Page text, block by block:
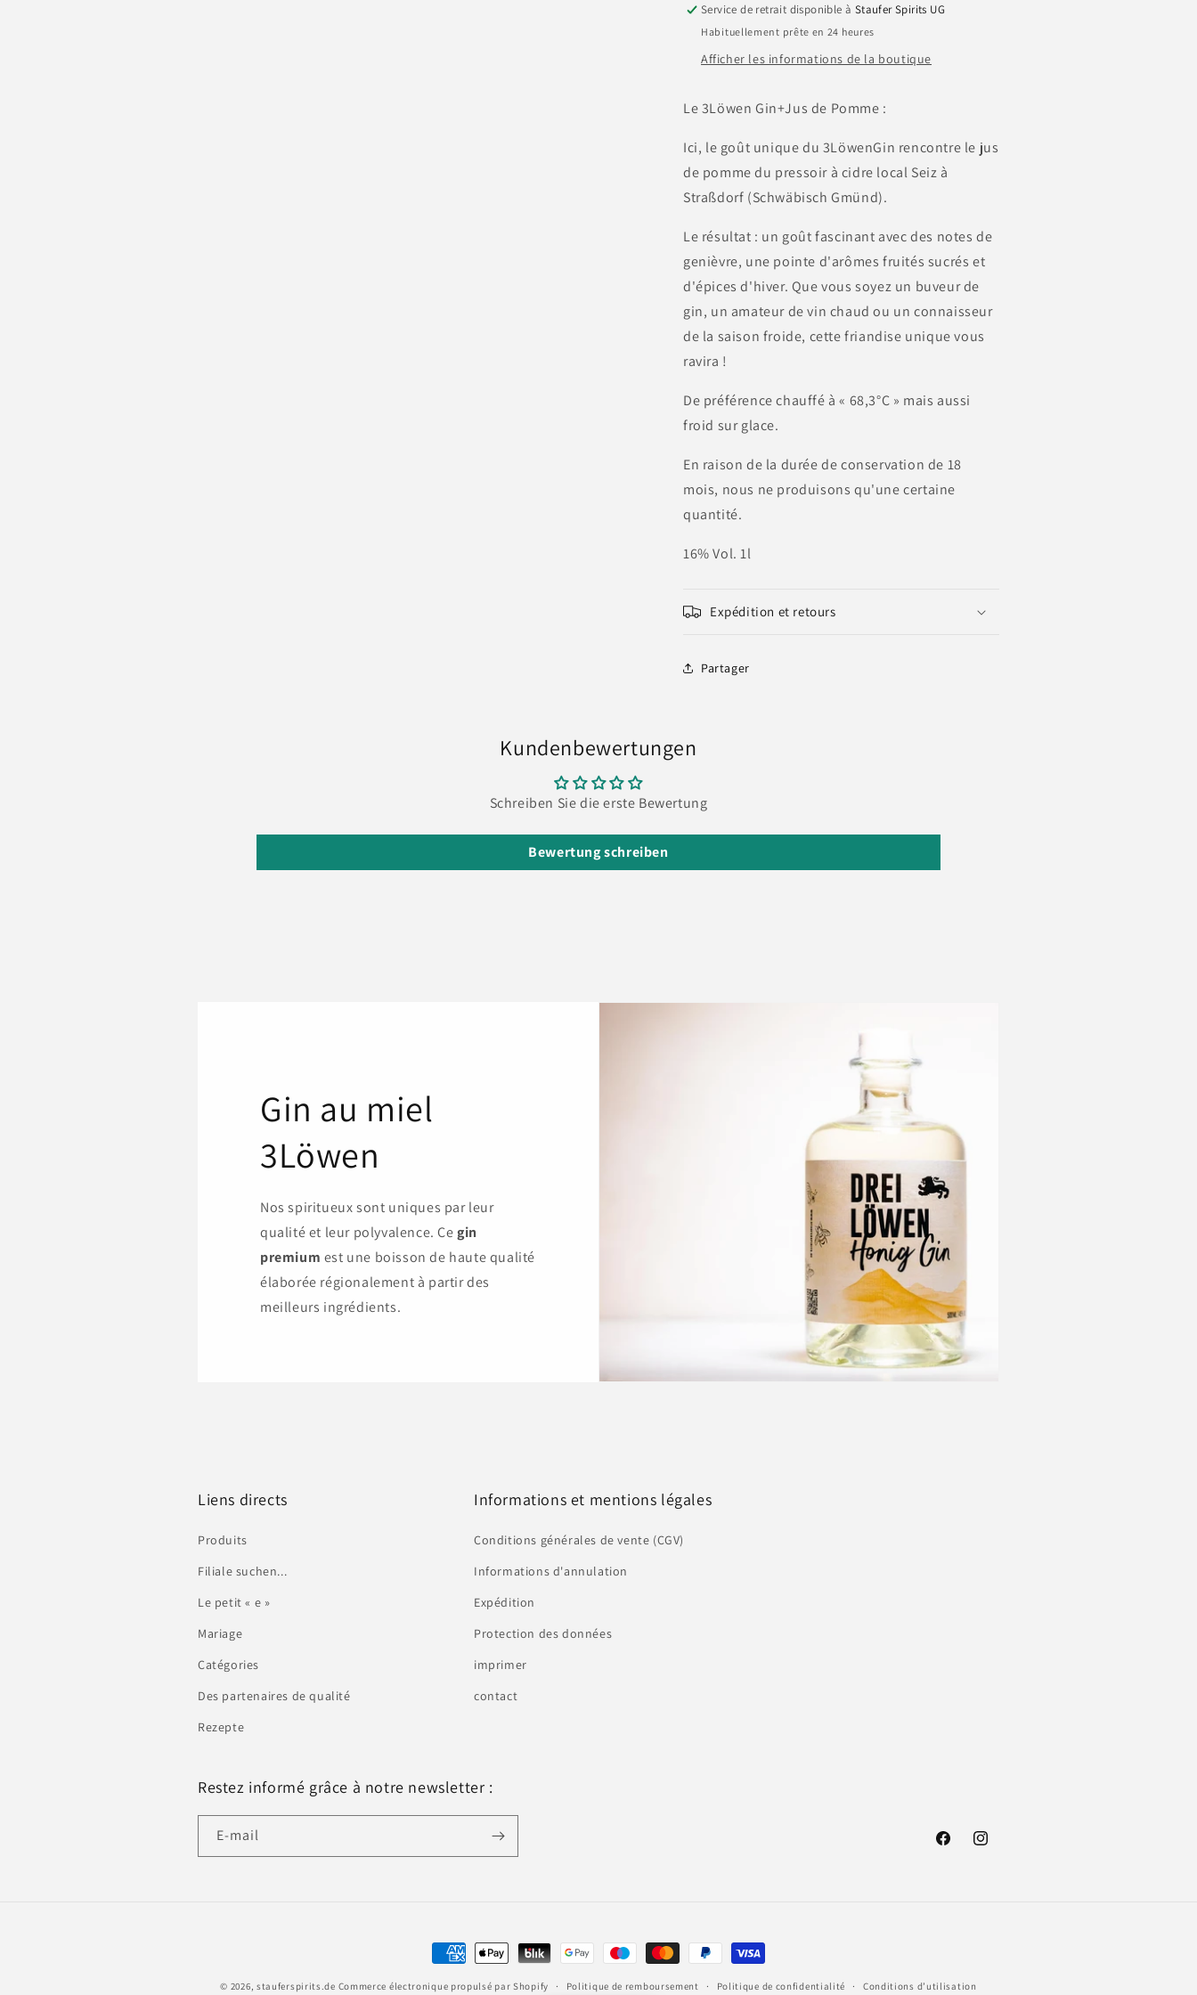
Service de retrait disponible à Staufer Spirits UG
Habituellement prête en 24 heures
Afficher les informations de la boutique
Le 3Löwen Gin+Jus de Pomme :
Ici, le goût unique du 3LöwenGin rencontre le jus
de pomme du pressoir à cidre local Seiz à
Straßdorf (Schwäbisch Gmünd).
Le résultat : un goût fascinant avec des notes de
genièvre, une pointe d'arômes fruités sucrés et
d'épices d'hiver. Que vous soyez un buveur de
gin, un amateur de vin chaud ou un connaisseur
de la saison froide, cette friandise unique vous
ravira !
De préférence chauffé à « 68,3°C » mais aussi
froid sur glace.
En raison de la durée de conservation de 18
mois, nous ne produisons qu'une certaine
quantité.
16% Vol. 1l
Expédition et retours
Partager
Kundenbewertungen
Schreiben Sie die erste Bewertung
Bewertung schreiben
Gin au miel
3Löwen
Nos spiritueux sont uniques par leur
qualité et leur polyvalence. Cegin
premium est une boisson de haute qualité
élaborée régionalement à partir des
meilleurs ingrédients.
Liens directs
Produits
Filiale suchen...
Le petit « e »
Mariage
Catégories
Des partenaires de qualité
Rezepte
Informations et mentions légales
Conditions générales de vente (CGV)
Informations d'annulation
Expédition
Protection des données
imprimer
contact
Restez informé grâce à notre newsletter :
E-mail
FacebookInstagram
Moyens
© 2026, stauferspirits.de Commerce électronique propulsé par Shopify Politique de remboursement Politique de confidentialité Conditions d’utilisation